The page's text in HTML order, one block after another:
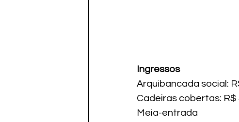
Ingressos
Arquibancada social:
Cadeiras cobertas: R$
Meia-entrada